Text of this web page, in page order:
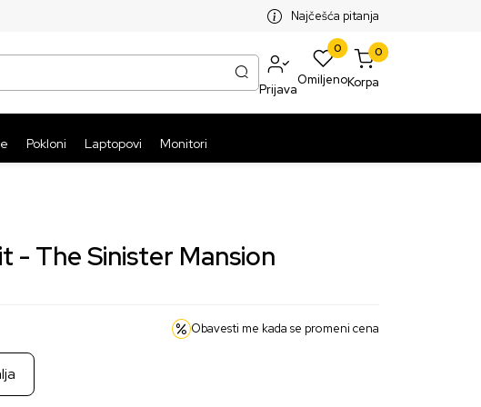
BESPLATNA ISPORUKA PAKETA PREKO 5999 RSDNajčešća pitanja
Prijava
0
Omiljeno
0
Korpa
Pokloni Laptopovi Monitori
- The Sinister Mansion
Obavesti me kada se promeni cena